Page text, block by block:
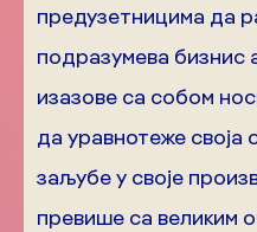
предузетницима да
подразумева бизнис
изазове са собом
да уравнотеже своја
заљубе у своје
превише са великим